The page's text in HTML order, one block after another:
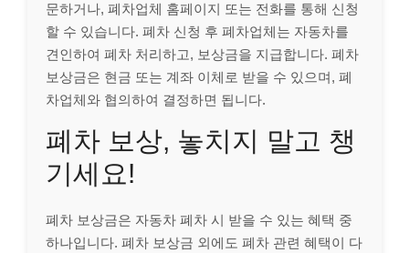
문하거나, 폐차업체 홈페이지 또는 전화를 통해 신청
할 수 있습니다. 폐차 신청 후 폐차업체는 자동차를
견인하여 폐차 처리하고, 보상금을 지급합니다. 폐차
보상금은 현금 또는 계좌 이체로 받을 수 있으며, 폐
차업체와 협의하여 결정하면 됩니다.
폐차 보상, 놓치지 말고 챙
기세요!
폐차 보상금은 자동차 폐차 시 받을 수 있는 혜택 중
하나입니다. 폐차 보상금 외에도 폐차 관련 혜택이 다